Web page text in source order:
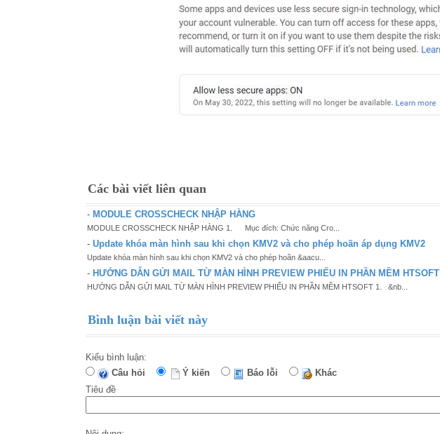
Các bài viết liên quan
- MODULE CROSSCHECK NHẬP HÀNG
MODULE CROSSCHECK NHẬP HÀNG 1. Mục đích: Chức năng Cro...
- Update khóa màn hình sau khi chọn KMV2 và cho phép hoãn áp dụng KMV2
Update khóa màn hình sau khi chọn KMV2 và cho phép hoãn &aacu...
- HƯỚNG DẪN GỬI MAIL TỪ MÀN HÌNH PREVIEW PHIẾU IN PHẦN MỀM HTSOFT
HƯỚNG DẪN GỬI MAIL TỪ MÀN HÌNH PREVIEW PHIẾU IN PHẦN MỀM HTSOFT 1. &nb...
Bình luận bài viết này
Kiểu bình luận:
Câu hỏi
Ý kiến Báo lỗi
Khác
Tiêu đề